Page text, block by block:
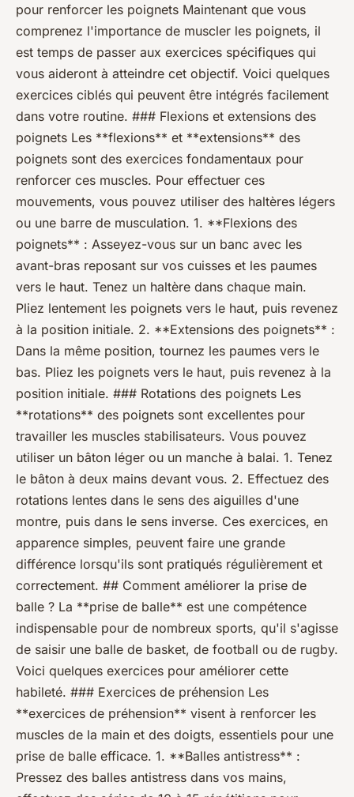
pour renforcer les poignets Maintenant que vous
comprenez l'importance de muscler les poignets, il
est temps de passer aux exercices spécifiques qui
vous aideront à atteindre cet objectif. Voici quelques
exercices ciblés qui peuvent être intégrés facilement
dans votre routine. ### Flexions et extensions des
poignets Les **flexions** et **extensions** des
poignets sont des exercices fondamentaux pour
renforcer ces muscles. Pour effectuer ces
mouvements, vous pouvez utiliser des haltères légers
ou une barre de musculation. 1. **Flexions des
poignets** : Asseyez-vous sur un banc avec les
avant-bras reposant sur vos cuisses et les paumes
vers le haut. Tenez un haltère dans chaque main.
Pliez lentement les poignets vers le haut, puis revenez
à la position initiale. 2. **Extensions des poignets** :
Dans la même position, tournez les paumes vers le
bas. Pliez les poignets vers le haut, puis revenez à la
position initiale. ### Rotations des poignets Les
**rotations** des poignets sont excellentes pour
travailler les muscles stabilisateurs. Vous pouvez
utiliser un bâton léger ou un manche à balai. 1. Tenez
le bâton à deux mains devant vous. 2. Effectuez des
rotations lentes dans le sens des aiguilles d'une
montre, puis dans le sens inverse. Ces exercices, en
apparence simples, peuvent faire une grande
différence lorsqu'ils sont pratiqués régulièrement et
correctement. ## Comment améliorer la prise de
balle ? La **prise de balle** est une compétence
indispensable pour de nombreux sports, qu'il s'agisse
de saisir une balle de basket, de football ou de rugby.
Voici quelques exercices pour améliorer cette
habileté. ### Exercices de préhension Les
**exercices de préhension** visent à renforcer les
muscles de la main et des doigts, essentiels pour une
prise de balle efficace. 1. **Balles antistress** :
Pressez des balles antistress dans vos mains,